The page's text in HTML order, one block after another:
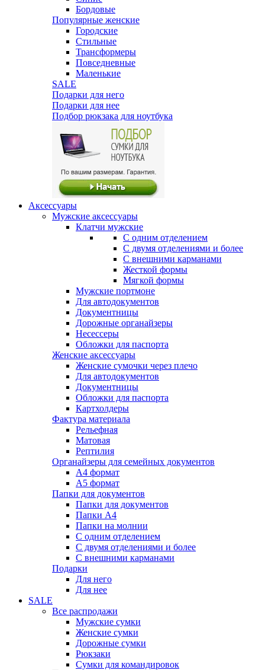
Бордовые
Популярные женские
Городские
Стильные
Трансформеры
Повседневные
Маленькие
SALE
Подарки для него
Подарки для нее
Подбор рюкзака для ноутбука
Аксессуары
Мужские аксессуары
Клатчи мужские
С одним отделением
С двумя отделениями и более
С внешними карманами
Жесткой формы
Мягкой формы
Мужские портмоне
Для автодокументов
Документницы
Дорожные органайзеры
Несессеры
Обложки для паспорта
Женские аксессуары
Женские сумочки через плечо
Для автодокументов
Документницы
Обложки для паспорта
Картхолдеры
Фактура материала
Рельефная
Матовая
Рептилия
Органайзеры для семейных документов
А4 формат
А5 формат
Папки для документов
Папки для документов
Папки А4
Папки на молнии
С одним отделением
С двумя отделениями и более
С внешними карманами
Подарки
Для него
Для нее
SALE
Все распродажи
Мужские сумки
Женские сумки
Дорожные сумки
Рюкзаки
Сумки для командировок